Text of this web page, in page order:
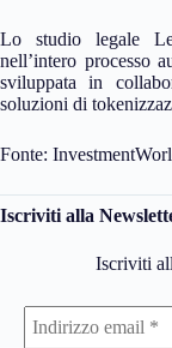
Lo studio legale
nell’intero processo
sviluppata in
soluzioni di
Fonte:
Iscriviti alla
Iscriviti